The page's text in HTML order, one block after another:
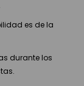
es de la
durante los